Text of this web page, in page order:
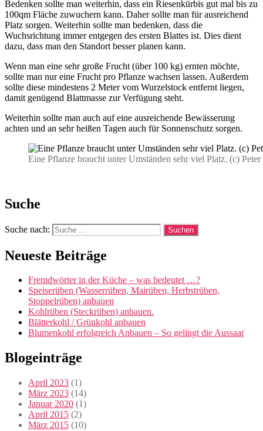
Bedenken sollte man weiterhin, dass ein Riesenkürbis gut mal bis zu
100qm Fläche zuwuchern kann. Daher sollte man für ausreichend
Platz sorgen. Weiterhin sollte man bedenken, dass die
Wuchsrichtung immer entgegen des ersten Blattes ist. Dies dient
dazu, dass man den Standort besser planen kann.
Wenn man eine sehr große Frucht (über 100 kg) ernten möchte,
sollte man nur eine Frucht pro Pflanze wachsen lassen. Außerdem
sollte diese mindestens 2 Meter vom Wurzelstock entfernt liegen,
damit genügend Blattmasse zur Verfügung steht.
Weiterhin sollte man auch auf eine ausreichende Bewässerung
achten und an sehr heißen Tagen auch für Sonnenschutz sorgen.
Eine Pflanze braucht unter Umständen sehr viel Platz. (c) Peter
Suche
Suche nach:
Neueste Beiträge
Fremdwörter in der Küche – was bedeutet …?
Speiserüben (Wasserrüben, Mairüben, Herbstrüben,
Stoppelrüben) anbauen
Kohlrüben (Steckrüben) anbauen.
Blätterkohl / Grünkohl anbauen
Blumenkohl erfolgreich Anbauen – So gelingt die Aussaat
Blogeinträge
April 2023 (1)
März 2023 (14)
Januar 2020 (1)
April 2015 (2)
März 2015 (10)